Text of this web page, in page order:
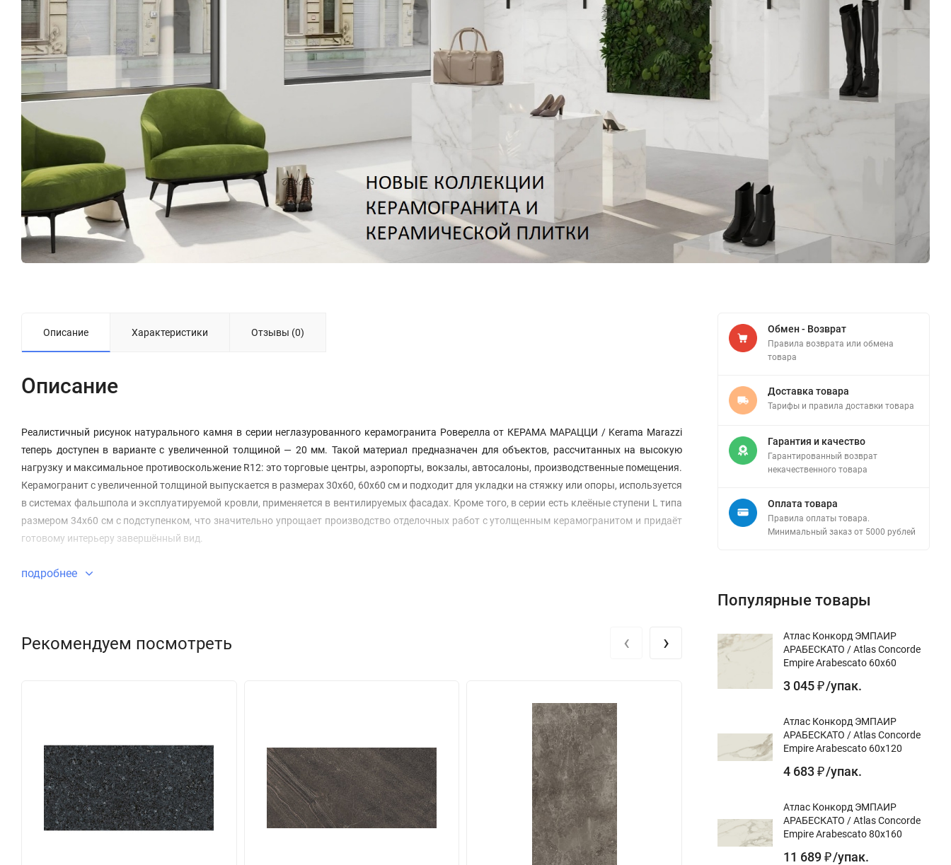
Описание Характеристики Отзывы (0)
Описание
Реалистичный рисунок натурального камня в серии неглазурованного керамогранита Роверелла от КЕРАМА МАРАЦЦИ / Kerama Marazzi
теперь доступен в варианте с увеличенной толщиной — 20 мм. Такой материал предназначен для объектов, рассчитанных на высокую
нагрузку и максимальное противоскольжение R12: это торговые центры, аэропорты, вокзалы, автосалоны, производственные помещения.
Керамогранит с увеличенной толщиной выпускается в размерах 30x60, 60x60 см и подходит для укладки на стяжку или опоры, используется
в системах фальшпола и эксплуатируемой кровли, применяется в вентилируемых фасадах. Кроме того, в серии есть клеёные ступени L типа
размером 34x60 см с подступенком, что значительно упрощает производство отделочных работ с утолщенным керамогранитом и придаёт
готовому интерьеру завершённый вид.
подробнее
Рекомендуем посмотреть ‹ ›
Обмен - Возврат
Правила возврата или обмена
товара
Доставка товара
Тарифы и правила доставки товара
Гарантия и качество
Гарантированный возврат
некачественного товара
Оплата товара
Правила оплаты товара.
Минимальный заказ от 5000 рублей
Популярные товары
Атлас Конкорд ЭМПАИР
АРАБЕСКАТО / Atlas Concorde
Empire Arabescato 60x60
3 045 ₽ /упак.
Атлас Конкорд ЭМПАИР
АРАБЕСКАТО / Atlas Concorde
Empire Arabescato 60x120
4 683 ₽ /упак.
Атлас Конкорд ЭМПАИР
АРАБЕСКАТО / Atlas Concorde
Empire Arabescato 80x160
11 689 ₽ /упак.